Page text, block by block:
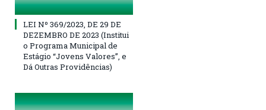
LEI Nº 369/2023, DE 29 DE
DEZEMBRO DE 2023 (Institui
o Programa Municipal de
Estágio “Jovens Valores”, e
Dá Outras Providências)